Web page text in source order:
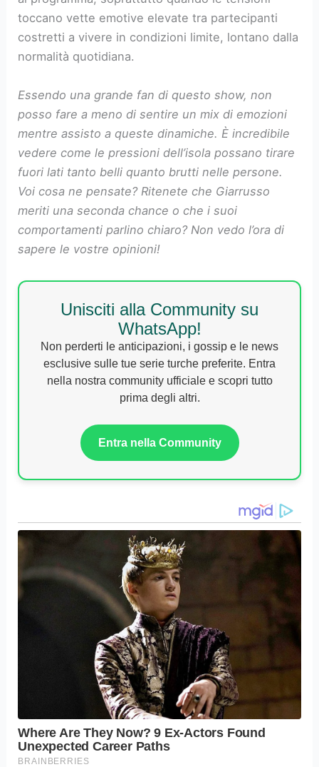
toccano vette emotive elevate tra partecipanti
costretti a vivere in condizioni limite, lontano dalla
normalità quotidiana.
Essendo una grande fan di questo show, non
posso fare a meno di sentire un mix di emozioni
mentre assisto a queste dinamiche. È incredibile
vedere come le pressioni dell’isola possano tirare
fuori lati tanto belli quanto brutti nelle persone.
Voi cosa ne pensate? Ritenete che Giarrusso
meriti una seconda chance o che i suoi
comportamenti parlino chiaro? Non vedo l’ora di
sapere le vostre opinioni!
Unisciti alla Community su
WhatsApp!
Non perderti le anticipazioni, i gossip e le news
esclusive sulle tue serie turche preferite. Entra
nella nostra community ufficiale e scopri tutto
prima degli altri.
Entra nella Community